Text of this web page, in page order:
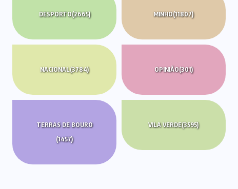
DESPORTO(2665) MINHO(11807)
NACIONAL(3784) OPINIÃO(301)
TERRAS DE BOURO
(1457)
VILA VERDE(3595)